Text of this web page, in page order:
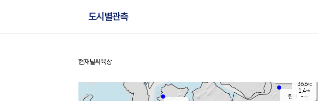
도시별관측
홈
현재날씨 육상
탄현
36.6℃
1.4m/s
-mm